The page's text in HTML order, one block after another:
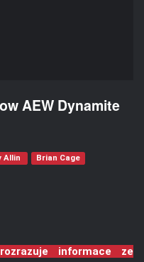
AEW Dynamite
Allin Brian Cage
informace ze